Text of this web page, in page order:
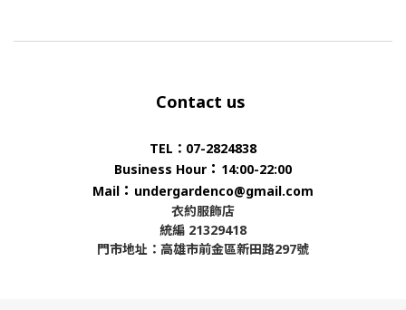
Contact us
TEL：07-2824838
Business Hour ： 14:00-22:00
Mail ： undergardenco@gmail.com
衣約服飾店
統編 21329418
門市地址：高雄市前金區新田路297號